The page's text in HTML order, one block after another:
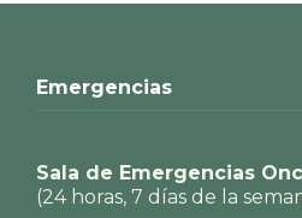
Emergencias
Sala de Emergencias
(24 horas, 7 días de la